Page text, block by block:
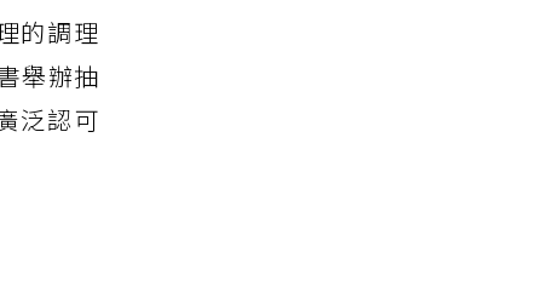
的調理
舉辦抽
泛認可